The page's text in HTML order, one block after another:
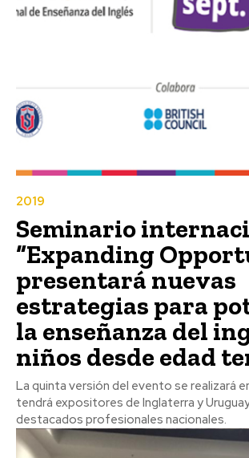
2019
Seminario
“Expanding
presentará nuevas
estrategias para
la enseñanza del
niños desde edad
La quinta versión del evento se realizará
tendrá expositores de Inglaterra y
destacados profesionales nacionales.